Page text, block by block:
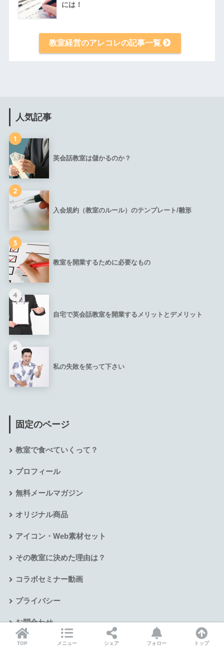
には！
教室経営のアレコレの記事一覧
人気記事
1
英会話教室は儲かるのか？
2
入会規約（教室のルール）のテンプレート/雛形
3
教室を開業するために必要なもの
4
自宅で英会話教室を開業するメリットとデメリット
5
私の失敗を笑って下さい
固定のページ
教室で食べていくって？
プロフィール
無料メールマガジン
オリジナル商品
アイコン・Web素材セット
その教室に決めた理由は？
コラボセミナー動画
プライバシー
お問合わせ
TOP メニュー シェア フォロー トップ